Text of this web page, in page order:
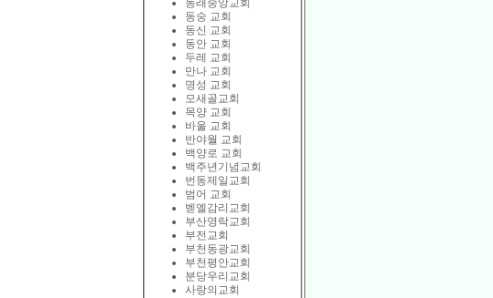
동래중앙교회
동숭 교회
동신 교회
동안 교회
두레 교회
만나 교회
명성 교회
모새골교회
목양 교회
바울 교회
반야월 교회
백양로 교회
백주년기념교회
번동제일교회
범어 교회
벧엘감리교회
부산영락교회
부전교회
부천동광교회
부천평안교회
분당우리교회
사랑의교회